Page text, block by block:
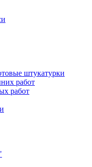
штукатурки
работ
работ